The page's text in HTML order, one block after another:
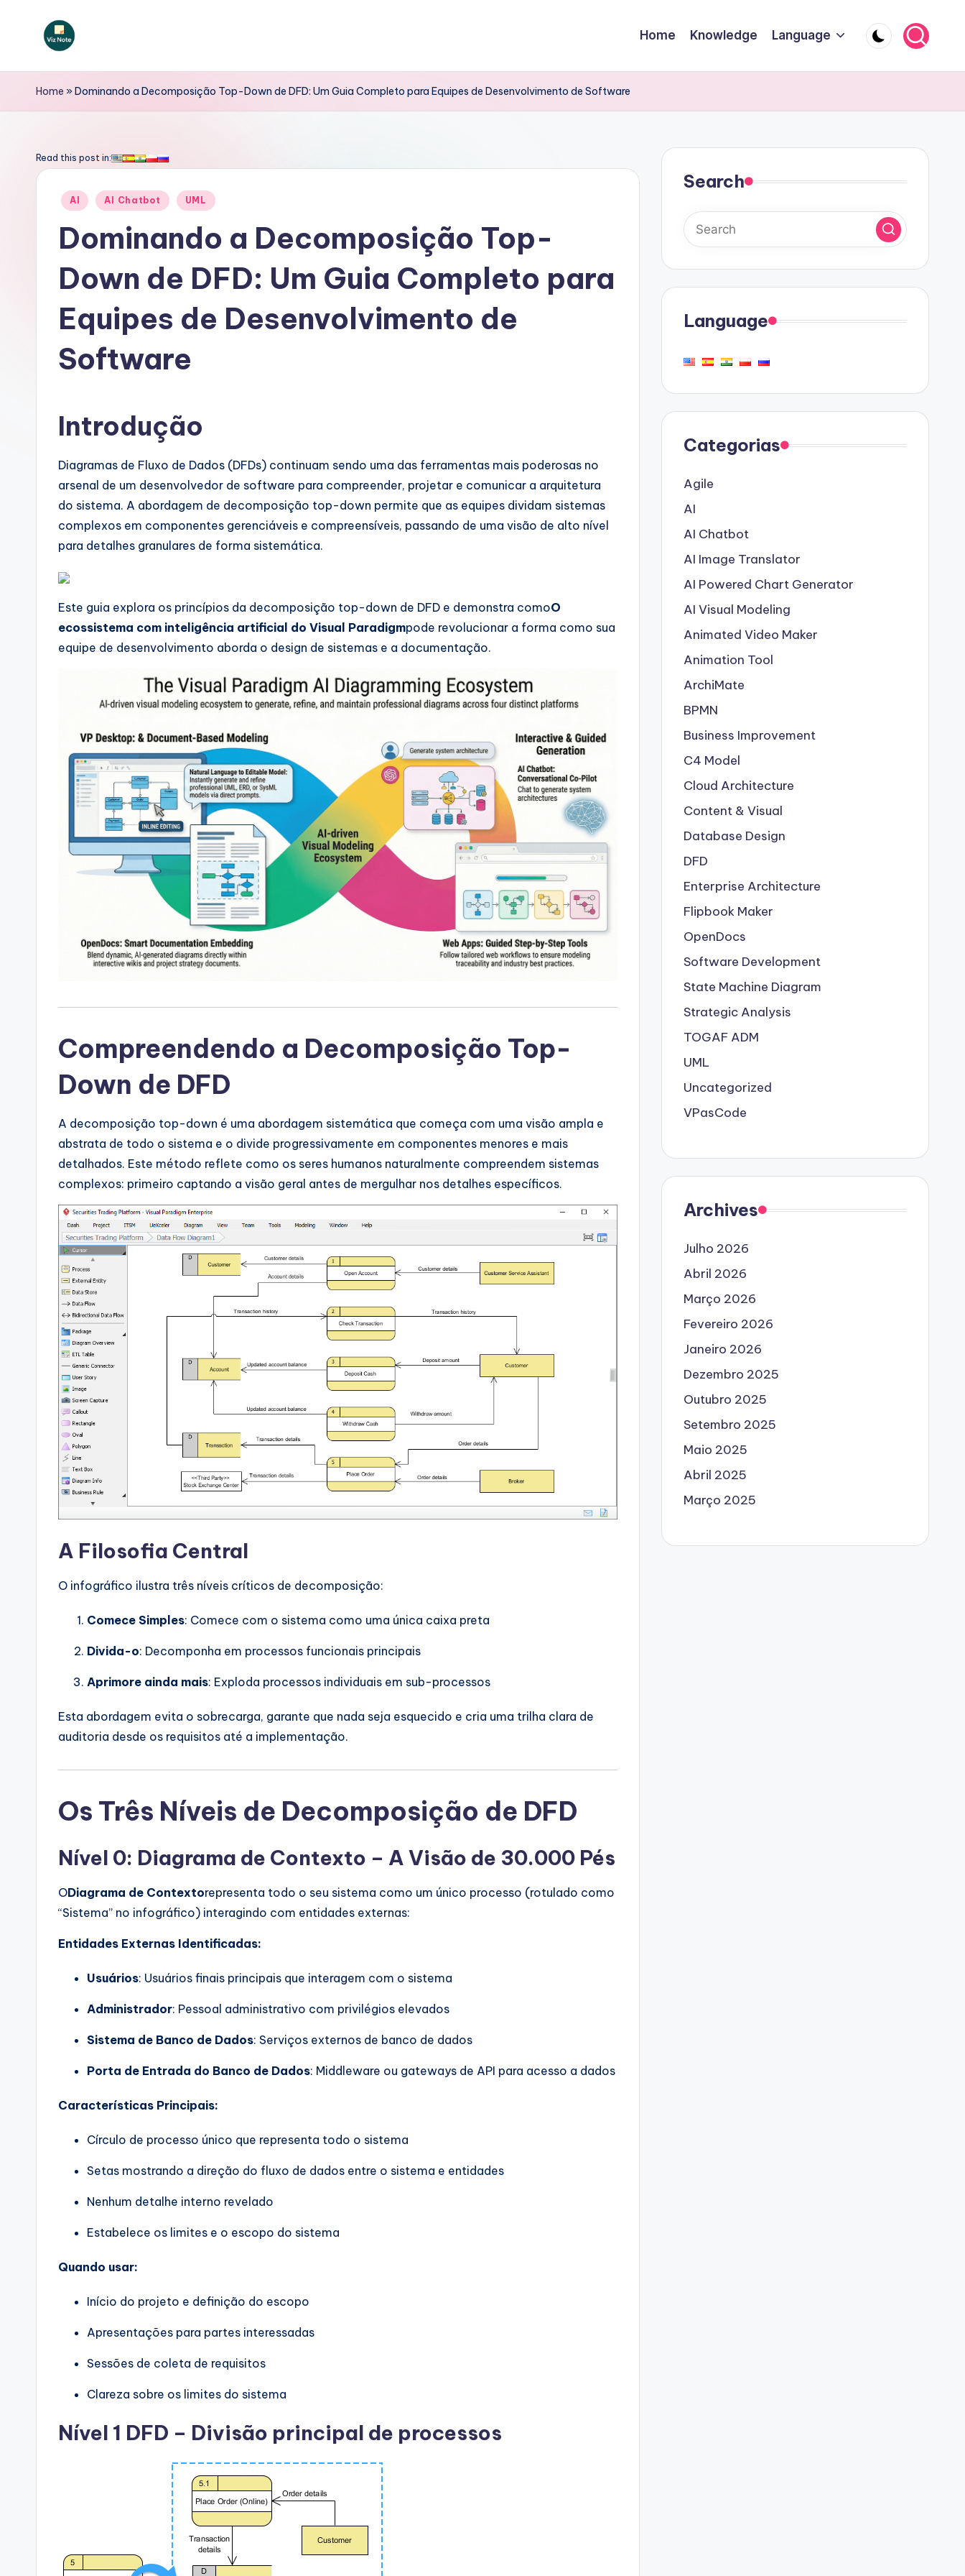
V
iz
o
rt
A
tr
Home Knowledge Language
Home »Dominando a Decomposição Top-Down de DFD: Um Guia Completo para Equipes de Desenvolvimento de Software
Read this post in:
Posted
AI AI Chatbot UML
Dominando a Decomposição Top-
Down de DFD: Um Guia Completo para
Equipes de Desenvolvimento de
Software
Introdução
Diagramas de Fluxo de Dados (DFDs) continuam sendo uma das ferramentas mais poderosas no
arsenal de um desenvolvedor de software para compreender, projetar e comunicar a arquitetura
do sistema. A abordagem de decomposição top-down permite que as equipes dividam sistemas
complexos em componentes gerenciáveis e compreensíveis, passando de uma visão de alto nível
para detalhes granulares de forma sistemática.
Este guia explora os princípios da decomposição top-down de DFD e demonstra comoO
ecossistema com inteligência artificial do Visual Paradigmpode revolucionar a forma como sua
equipe de desenvolvimento aborda o design de sistemas e a documentação.
Compreendendo a Decomposição Top-
Down de DFD
A decomposição top-down é uma abordagem sistemática que começa com uma visão ampla e
abstrata de todo o sistema e o divide progressivamente em componentes menores e mais
detalhados. Este método reflete como os seres humanos naturalmente compreendem sistemas
complexos: primeiro captando a visão geral antes de mergulhar nos detalhes específicos.
A Filosofia Central
O infográfico ilustra três níveis críticos de decomposição:
Comece Simples: Comece com o sistema como uma única caixa preta
Divida-o: Decomponha em processos funcionais principais
Aprimore ainda mais: Exploda processos individuais em sub-processos
Esta abordagem evita o sobrecarga, garante que nada seja esquecido e cria uma trilha clara de
auditoria desde os requisitos até a implementação.
Os Três Níveis de Decomposição de DFD
Nível 0: Diagrama de Contexto – A Visão de 30.000 Pés
ODiagrama de Contextorepresenta todo o seu sistema como um único processo (rotulado como
“Sistema” no infográfico) interagindo com entidades externas:
Entidades Externas Identificadas:
Usuários: Usuários finais principais que interagem com o sistema
Administrador: Pessoal administrativo com privilégios elevados
Sistema de Banco de Dados: Serviços externos de banco de dados
Porta de Entrada do Banco de Dados: Middleware ou gateways de API para acesso a dados
Características Principais:
Círculo de processo único que representa todo o sistema
Setas mostrando a direção do fluxo de dados entre o sistema e entidades
Nenhum detalhe interno revelado
Estabelece os limites e o escopo do sistema
Quando usar:
Início do projeto e definição do escopo
Apresentações para partes interessadas
Sessões de coleta de requisitos
Clareza sobre os limites do sistema
Nível 1 DFD – Divisão principal de processos
Search
Language
Categorias
Agile
AI
AI Chatbot
AI Image Translator
AI Powered Chart Generator
AI Visual Modeling
Animated Video Maker
Animation Tool
ArchiMate
BPMN
Business Improvement
C4 Model
Cloud Architecture
Content & Visual
Database Design
DFD
Enterprise Architecture
Flipbook Maker
OpenDocs
Software Development
State Machine Diagram
Strategic Analysis
TOGAF ADM
UML
Uncategorized
VPasCode
Archives
Julho 2026
Abril 2026
Março 2026
Fevereiro 2026
Janeiro 2026
Dezembro 2025
Outubro 2025
Setembro 2025
Maio 2025
Abril 2025
Março 2025